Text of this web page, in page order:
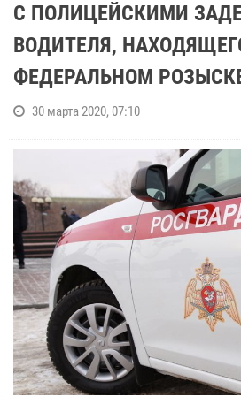
С ПОЛИЦЕЙСКИМИ
ВОДИТЕЛЯ,
ФЕДЕРАЛЬНОМ
30 марта 2020, 07:10